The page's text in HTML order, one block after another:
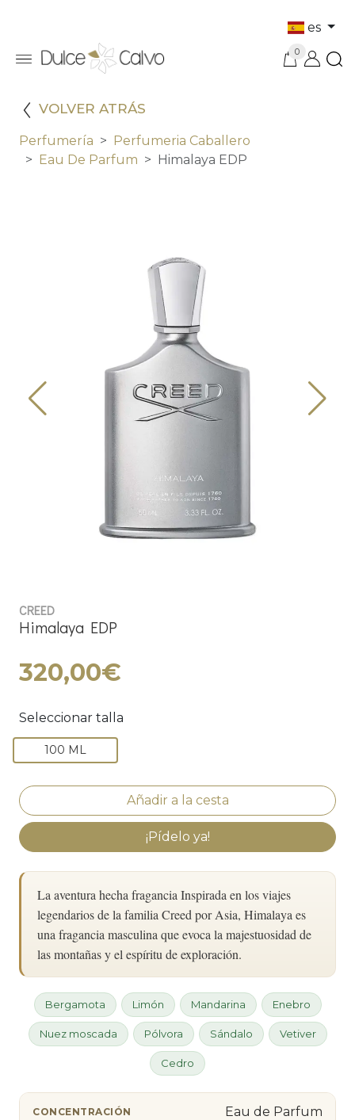
es
0
VOLVER ATRÁS
Perfumería
Perfumeria Caballero
Eau De Parfum
Himalaya EDP
CREED
Himalaya EDP
320,00€
Seleccionar talla
100 ML
¡Pídelo ya!
La aventura hecha fragancia Inspirada en los viajes
legendarios de la familia Creed por Asia, Himalaya es
una fragancia masculina que evoca la majestuosidad de
las montañas y el espíritu de exploración.
Bergamota Limón Mandarina Enebro
Nuez moscada Pólvora Sándalo Vetiver
Cedro
CONCENTRACIÓN Eau de Parfum